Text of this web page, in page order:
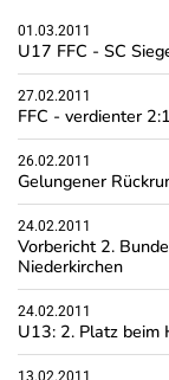
01.03.2011
U17 FFC - SC
27.02.2011
FFC - verdienter
26.02.2011
Gelungener
24.02.2011
Vorbericht 2.
Niederkirchen
24.02.2011
U13: 2. Platz beim
13.02.2011